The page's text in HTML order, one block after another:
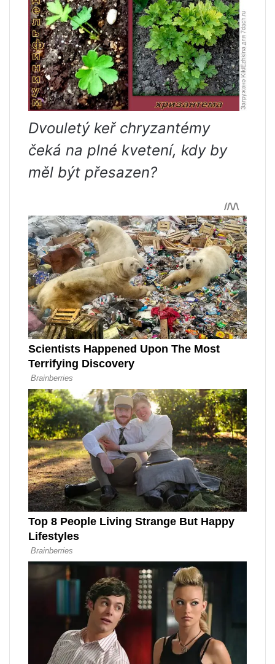
Dvouletý keř chryzantémy
čeká na plné kvetení, kdy by
měl být přesazen?